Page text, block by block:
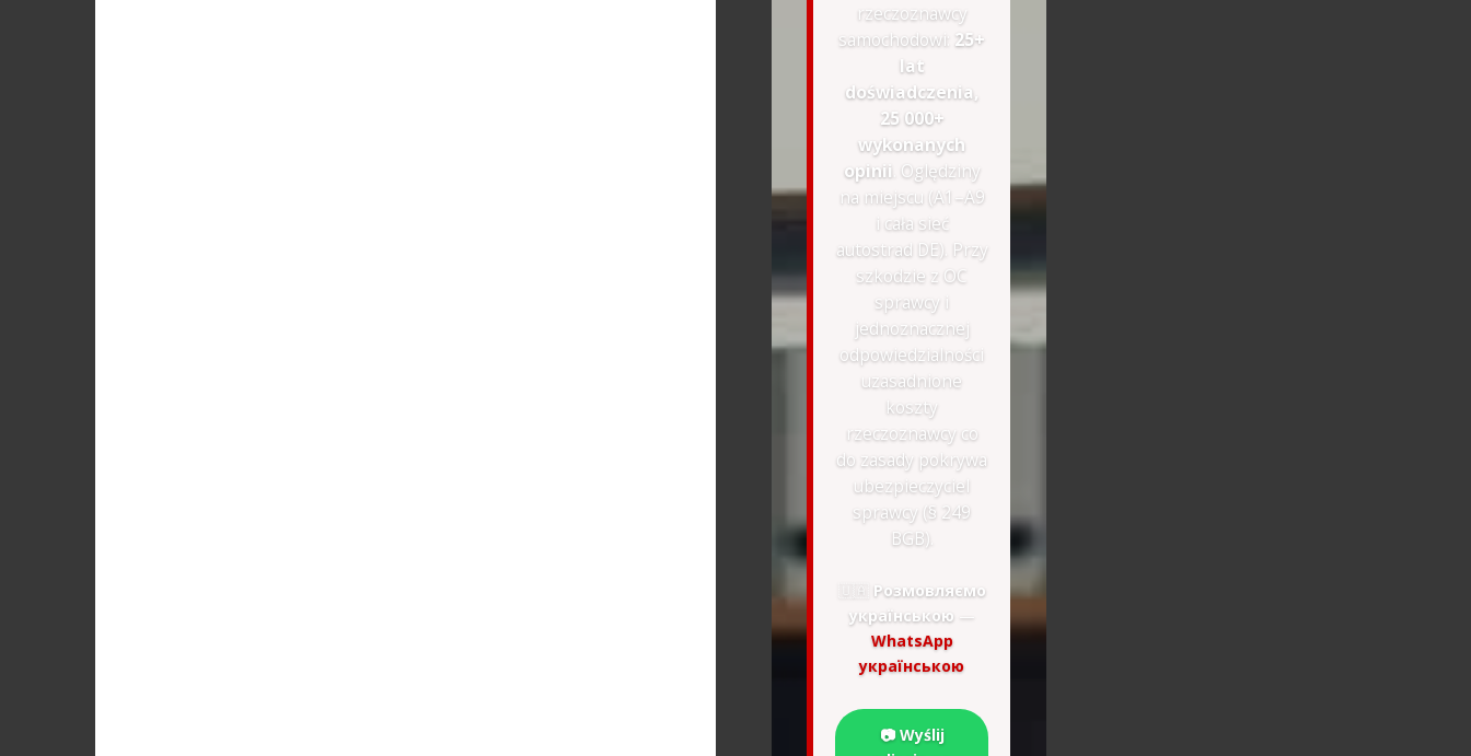
rzeczoznawcy
samochodowi: 25+
lat
doświadczenia,
25 000+
wykonanych
opinii . Oględziny
na miejscu (A1–A9
i cała sieć
autostrad DE). Przy
szkodzie z OC
sprawcy i
jednoznacznej
odpowiedzialności
uzasadnione
koszty
rzeczoznawcy co
do zasady pokrywa
ubezpieczyciel
sprawcy (§ 249
BGB).
🇺🇦 Розмовляємо
українською—
WhatsApp
українською
📷 Wyślij